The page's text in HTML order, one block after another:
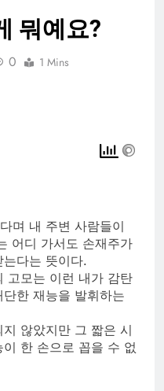
에 만난 사람들
2 Weeks Ago
기 01: 대통령과
뭐예요?
0 1 Mins
며 내 주변 사람들이
어디 가서도 손재주가
다는 뜻이다.
고모는 이런 내가 감탄
한 재능을 발휘하는
않았지만 그 짧은 시
한 손으로 꼽을 수 없